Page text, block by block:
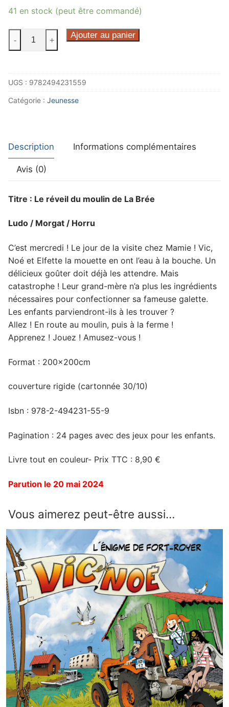
41 en stock (peut être commandé)
quantité
de
Noé
tome
- + Ajouter au panier
UGS : 9782494231559
Catégorie : Jeunesse
Description Informations complémentaires
Avis (0)
Titre : Le réveil du moulin de La Brée
Ludo / Morgat / Horru
C’est mercredi ! Le jour de la visite chez Mamie ! Vic,
Noé et Elfette la mouette en ont l’eau à la bouche. Un
délicieux goûter doit déjà les attendre. Mais
catastrophe ! Leur grand-mère n’a plus les ingrédients
nécessaires pour confectionner sa fameuse galette.
Les enfants parviendront-ils à les trouver ?
Allez ! En route au moulin, puis à la ferme !
Apprenez ! Jouez ! Amusez-vous !
Format : 200x200cm
couverture rigide (cartonnée 30/10)
Isbn : 978-2-494231-55-9
Pagination : 24 pages avec des jeux pour les enfants.
Livre tout en couleur- Prix TTC : 8,90 €
Parution le 20 mai 2024
Vous aimerez peut-être aussi…